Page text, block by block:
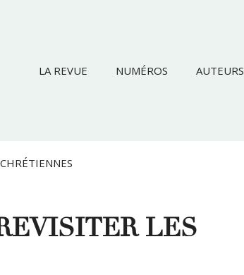
LA REVUE NUMÉROS AUTEURS
LES